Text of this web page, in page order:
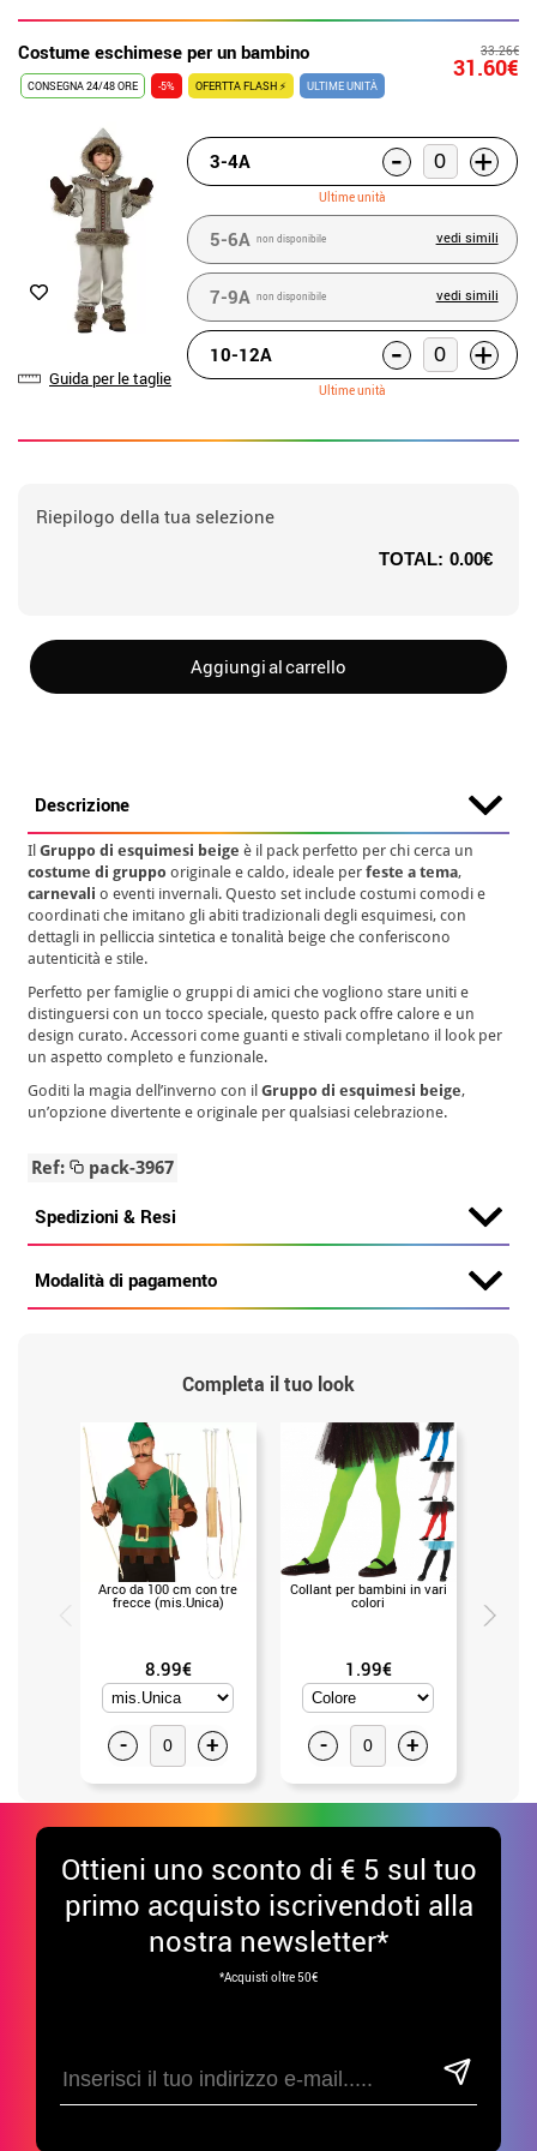
Costume eschimese per un bambino 33.26€
31.60€
CONSEGNA 24/48 ORE -5% OFERTTA FLASH ⚡ ULTIME UNITÀ
Guida per le taglie
3-4A - +
Ultime unità
5-6A non disponibile vedi simili
7-9A non disponibile vedi simili
10-12A - +
Ultime unità
Riepilogo della tua selezione
TOTAL: 0.00€
Aggiungi al carrello
Descrizione
IlGruppo di esquimesi beige è il pack perfetto per chi cerca un
costume di gruppo originale e caldo, ideale perfeste a tema,
carnevali o eventi invernali. Questo set include costumi comodi e
coordinati che imitano gli abiti tradizionali degli esquimesi, con
dettagli in pelliccia sintetica e tonalità beige che conferiscono
autenticità e stile.
Perfetto per famiglie o gruppi di amici che vogliono stare uniti e
distinguersi con un tocco speciale, questo pack offre calore e un
design curato. Accessori come guanti e stivali completano il look per
un aspetto completo e funzionale.
Goditi la magia dell’inverno con ilGruppo di esquimesi beige,
un’opzione divertente e originale per qualsiasi celebrazione.
Ref: pack-3967
Spedizioni & Resi
Modalità di pagamento
Completa il tuo look
Arco da 100 cm con tre
frecce (mis.Unica)
8.99€
- +
Collant per bambini in vari
colori
1.99€
- +
Ottieni uno sconto di € 5 sul tuo
primo acquisto iscrivendoti alla
nostra newsletter*
*Acquisti oltre 50€